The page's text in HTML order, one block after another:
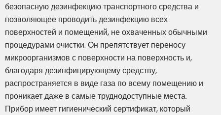
безопасную дезинфекцию транспортного средства и
позволяющее проводить дезинфекцию всех
поверхностей и помещений, не охваченных обычными
процедурами очистки. Он препятствует переносу
микроорганизмов с поверхности на поверхность и,
благодаря дезинфицирующему средству,
распространяется в виде газа по всему помещению и
проникает даже в самые труднодоступные места.
Прибор имеет гигиенический сертификат, который